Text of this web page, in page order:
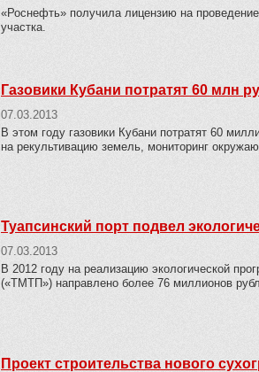
«Роснефть» получила лицензию на
участка.
Газовики Кубани потратят 60 млн
07.03.2013
В этом году газовики Кубани потратят 60
на рекультивацию земель, мониторинг
Туапсинский порт подвел
07.03.2013
В 2012 году на реализацию экологической
(«ТМТП») направлено более 76 миллионов
Проект строительства нового